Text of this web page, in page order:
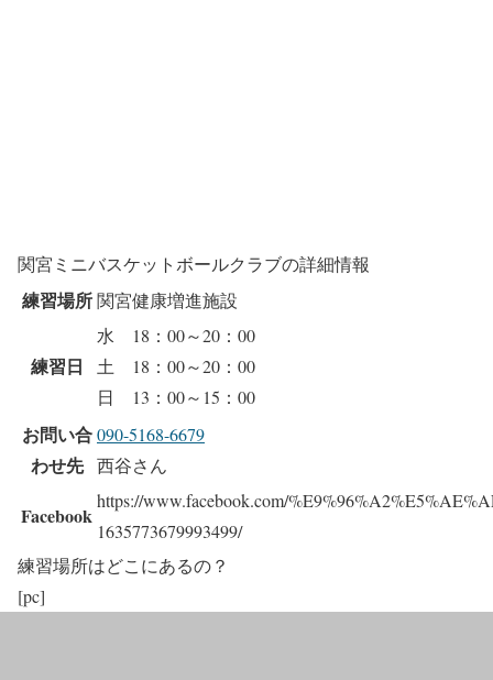
関宮ミニバスケットボールクラブの詳細情報
練習場所 関宮健康増進施設
練習日
水 18：00～20：00
土 18：00～20：00
日 13：00～15：00
お問い合
わせ先
090-5168-6679
西谷さん
Facebook
https://www.facebook.com/
1635773679993499/
練習場所はどこにあるの？
[pc]